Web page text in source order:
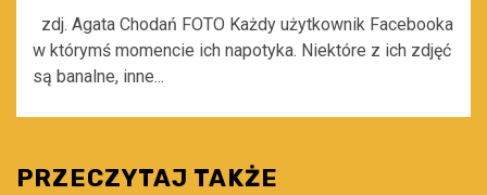
zdj. Agata Chodań FOTO Każdy użytkownik Facebooka
w którymś momencie ich napotyka. Niektóre z ich zdjęć
są banalne, inne...
PRZECZYTAJ TAKŻE